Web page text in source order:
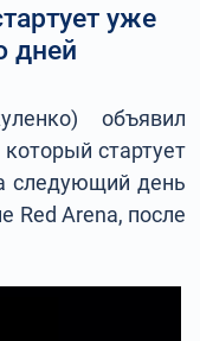
уже
дней
объявил
стартует
следующий день
Red Arena, после